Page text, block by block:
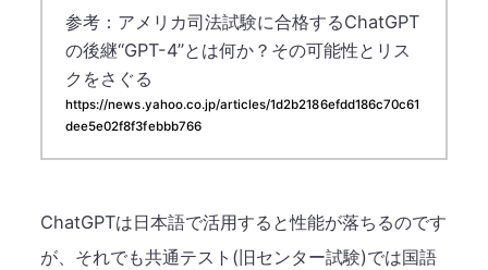
参考：アメリカ司法試験に合格するChatGPT
の後継“GPT-4”とは何か？その可能性とリス
クをさぐる​
https://news.yahoo.co.jp/articles/1d2b2186efdd186c70c61
dee5e02f8f3febbb766​
ChatGPTは日本語で活用すると性能が落ちるのです
が、それでも共通テスト(旧センター試験)では国語